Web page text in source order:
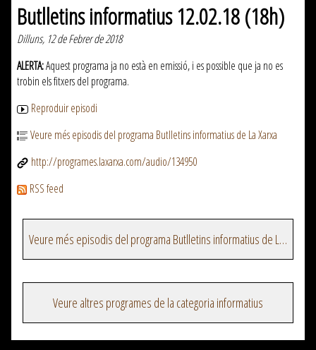
Butlletins informatius 12.02.18 (18h)
Dilluns, 12 de Febrer de 2018
ALERTA:Aquest programa ja no està en emissió, i es possible que ja no es
trobin els fitxers del programa.
Reproduir episodi
Veure més episodis del programa Butlletins informatius de La Xarxa
http://programes.laxarxa.com/audio/134950
RSS feed
Veure més episodis del programa Butlletins informatius de La Xarxa
Veure altres programes de la categoria informatius